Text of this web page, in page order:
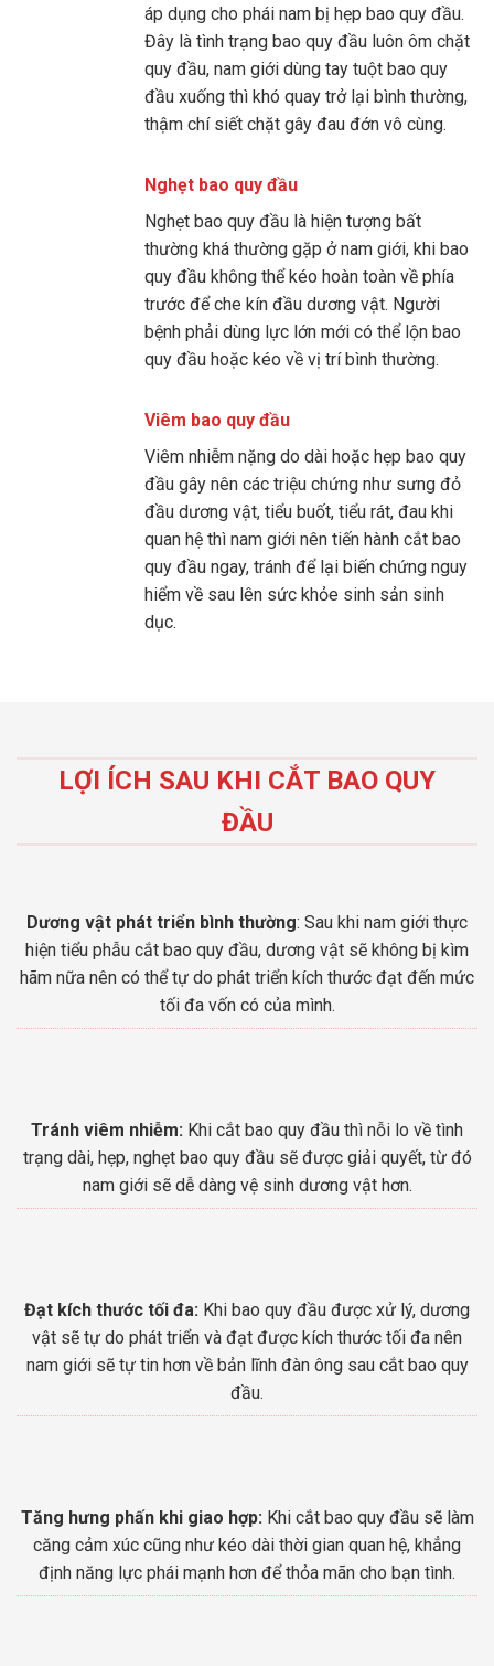
áp dụng cho phái nam bị hẹp bao quy đầu.
Đây là tình trạng bao quy đầu luôn ôm chặt
quy đầu, nam giới dùng tay tuột bao quy
đầu xuống thì khó quay trở lại bình thường,
thậm chí siết chặt gây đau đớn vô cùng.
Nghẹt bao quy đầu
Nghẹt bao quy đầu là hiện tượng bất
thường khá thường gặp ở nam giới, khi bao
quy đầu không thể kéo hoàn toàn về phía
trước để che kín đầu dương vật. Người
bệnh phải dùng lực lớn mới có thể lộn bao
quy đầu hoặc kéo về vị trí bình thường.
Viêm bao quy đầu
Viêm nhiễm nặng do dài hoặc hẹp bao quy
đầu gây nên các triệu chứng như sưng đỏ
đầu dương vật, tiểu buốt, tiểu rát, đau khi
quan hệ thì nam giới nên tiến hành cắt bao
quy đầu ngay, tránh để lại biến chứng nguy
hiểm về sau lên sức khỏe sinh sản sinh
dục.
LỢI ÍCH SAU KHI CẮT BAO QUY
ĐẦU
Dương vật phát triển bình thường: Sau khi nam giới thực
hiện tiểu phẫu cắt bao quy đầu, dương vật sẽ không bị kìm
hãm nữa nên có thể tự do phát triển kích thước đạt đến mức
tối đa vốn có của mình.
Tránh viêm nhiễm: Khi cắt bao quy đầu thì nỗi lo về tình
trạng dài, hẹp, nghẹt bao quy đầu sẽ được giải quyết, từ đó
nam giới sẽ dễ dàng vệ sinh dương vật hơn.
Đạt kích thước tối đa: Khi bao quy đầu được xử lý, dương
vật sẽ tự do phát triển và đạt được kích thước tối đa nên
nam giới sẽ tự tin hơn về bản lĩnh đàn ông sau cắt bao quy
đầu.
Tăng hưng phấn khi giao hợp: Khi cắt bao quy đầu sẽ làm
căng cảm xúc cũng như kéo dài thời gian quan hệ, khẳng
định năng lực phái mạnh hơn để thỏa mãn cho bạn tình.